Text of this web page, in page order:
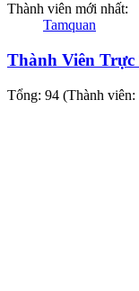
Thành viên mới nhất:
Tamquan
Thành Viên Trực
Tổng: 94 (Thành